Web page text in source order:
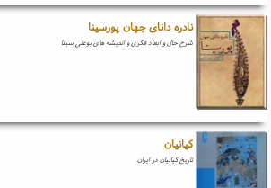
نادره دانای جهان پورسینا
شرح حال و ابعاد فکری و اندیشه های بوعلی سینا
کیانیان
تاریخ کیانیان در ایران